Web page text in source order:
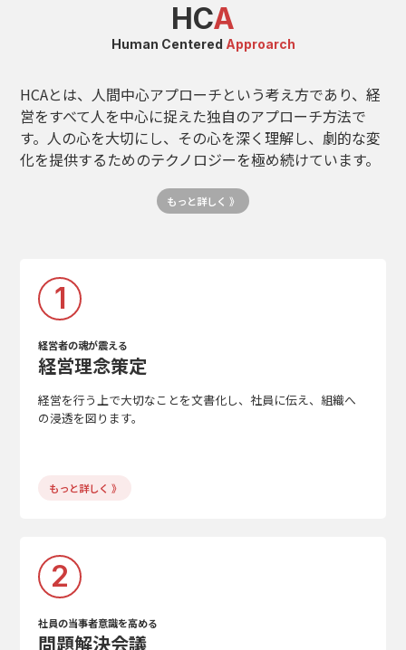
HCA
Human Centered Approarch
HCAとは、人間中心アプローチという考え方であり、経
営をすべて人を中心に捉えた独自のアプローチ方法で
す。人の心を大切にし、その心を深く理解し、劇的な変
化を提供するためのテクノロジーを極め続けています。
もっと詳しく 》
1
経営者の魂が震える
経営理念策定
経営を行う上で大切なことを文書化し、社員に伝え、組織へ
の浸透を図ります。
もっと詳しく 》
2
社員の当事者意識を高める
問題解決会議